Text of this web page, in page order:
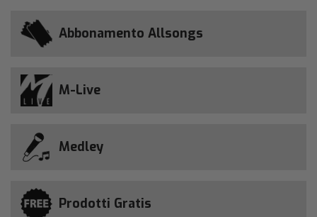
Abbonamento Allsongs
M-Live
Medley
Prodotti Gratis